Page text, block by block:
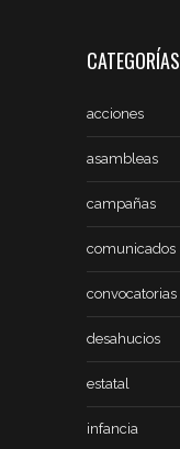
CATEGORÍAS
acciones
asambleas
campañas
comunicados
convocatorias
desahucios
estatal
infancia